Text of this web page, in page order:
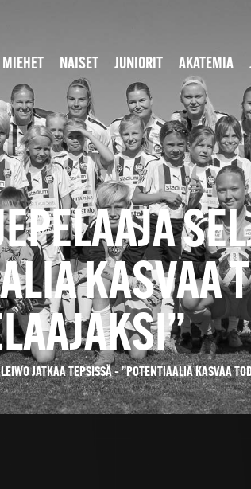
MIEHET NAISET JUNIORIT AKATEMIA
KASVAA
JATKAA TEPSISSÄ – ”POTENTIAALIA KASVAA